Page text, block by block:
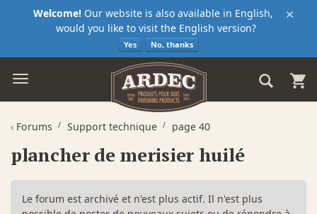
×
Welcome! Our website is also available in English,
would you like to visit the English version?
Yes No, thanks
‹ Forums Support technique page 40
plancher de merisier huilé
Le forum est archivé et n'est plus actif. Il n'est plus